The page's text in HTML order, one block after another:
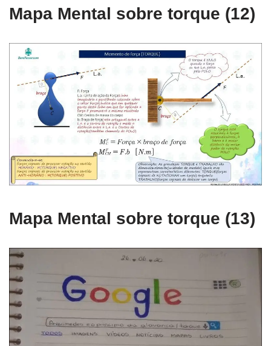
Mapa Mental sobre torque (12)
Mapa Mental sobre torque (13)